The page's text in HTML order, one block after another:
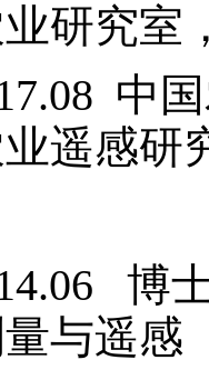
研究室
中
遥感研
博
与遥感